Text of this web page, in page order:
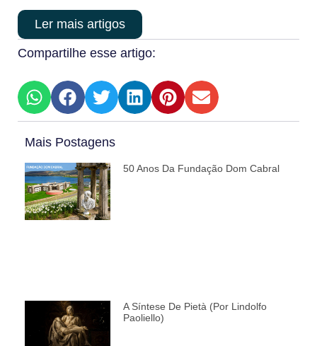
Ler mais artigos
Compartilhe esse artigo:
Mais Postagens
50 Anos Da Fundação Dom Cabral
A Síntese De Pietà (por Lindolfo
Paoliello)